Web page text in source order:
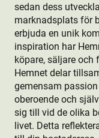
sedan dess
marknadsplats för
erbjuda en unik
inspiration har
köpare, säljare och
Hemnet delar
gemensam
oberoende och
sig till vid de olika
livet. Detta